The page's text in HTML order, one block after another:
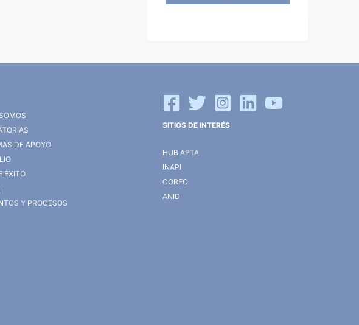
DE APOYO
ÉXITO
Y PROCESOS
SITIOS DE INTERÉS
HUB APTA
INAPI
CORFO
ANID